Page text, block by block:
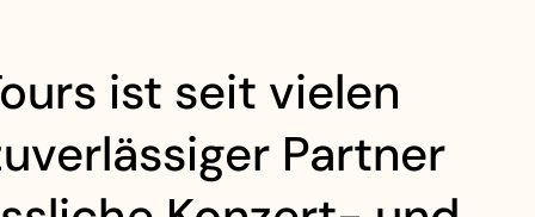
ist seit vielen
Partner